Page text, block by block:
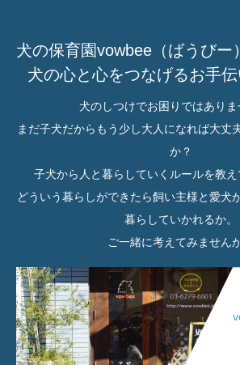
犬の保育園vowbee（ばうびー
犬の心と心をつなげるお手伝
犬のしつけでお困りではありま
まだ子犬だからもう少し大人になれば大丈
か？
子犬から人と暮らしていくルールを教え
どういう暮らしができたら飼い主様と愛犬
暮らしていかれるか。
ご一緒に考えてみませんか